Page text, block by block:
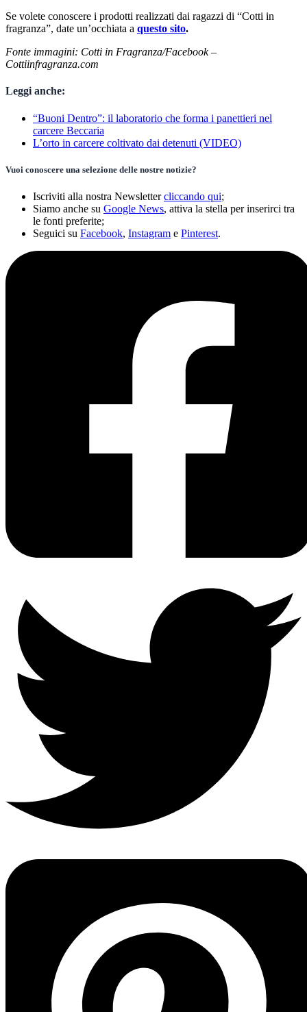
Se volete conoscere i prodotti realizzati dai ragazzi di “Cotti in
fragranza”, date un’occhiata a questo sito.
Fonte immagini: Cotti in Fragranza/Facebook –
Cottiinfragranza.com
Leggi anche:
“Buoni Dentro”: il laboratorio che forma i panettieri nel
carcere Beccaria
L’orto in carcere coltivato dai detenuti (VIDEO)
Vuoi conoscere una selezione delle nostre notizie?
Iscriviti alla nostra Newslettercliccando qui;
Siamo anche su Google News, attiva la stella per inserirci tra
le fonti preferite;
Seguici su Facebook, Instagram e Pinterest.